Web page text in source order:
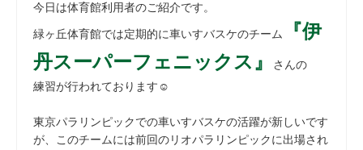
今日は体育館利用者のご紹介です。
緑ヶ丘体育館では定期的に車いすバスケのチーム
『伊
丹スーパーフェニックス』
さんの
練習が行われております☺
東京パラリンピックでの車いすバスケの活躍が新しいです
が、このチームには前回のリオパラリンピックに出場され